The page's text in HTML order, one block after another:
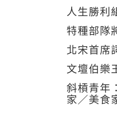
人生勝利
特種部隊
北宋首席
文壇伯樂
斜槓青年
家 ／美食